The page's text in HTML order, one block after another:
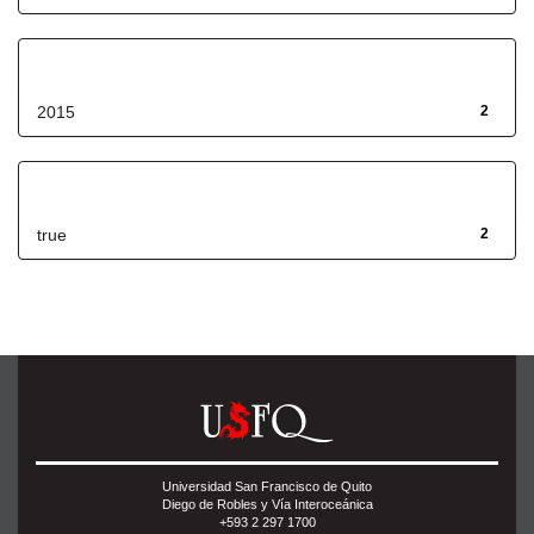
2
2015
2
true
Universidad San Francisco de Quito
Diego de Robles y Vía Interoceánica
+593 2 297 1700